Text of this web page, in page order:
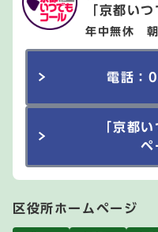
「京都い
年中無休
電話
「京都
ペ
区役所ホームページ